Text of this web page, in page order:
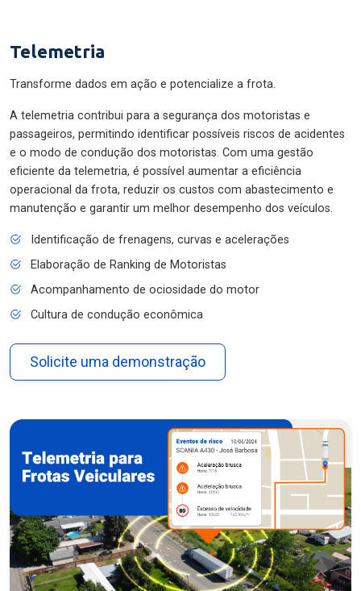
Telemetria
Transforme dados em ação e potencialize a frota.
A telemetria contribui para a segurança dos motoristas e
passageiros, permitindo identificar possíveis riscos de acidentes
e o modo de condução dos motoristas. Com uma gestão
eficiente da telemetria, é possível aumentar a eficiência
operacional da frota, reduzir os custos com abastecimento e
manutenção e garantir um melhor desempenho dos veículos.
Identificação de frenagens, curvas e acelerações
Elaboração de Ranking de Motoristas
Acompanhamento de ociosidade do motor
Cultura de condução econômica
Solicite uma demonstração